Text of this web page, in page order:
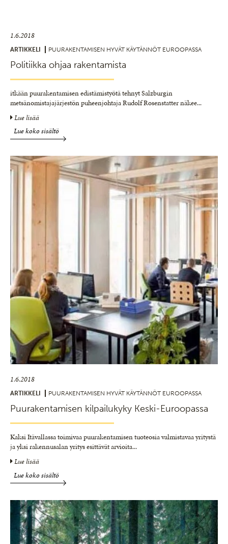
1.6.2018
ARTIKKELI PUURAKENTAMISEN HYVÄT KÄYTÄNNÖT EUROOPASSA
Politiikka ohjaa rakentamista
itkään puurakentamisen edistämistyötä tehnyt Salzburgin
metsänomistajajärjestön puheenjohtaja Rudolf Rosenstatter näkee...
Lue lisää
Lue koko sisältö
1.6.2018
ARTIKKELI PUURAKENTAMISEN HYVÄT KÄYTÄNNÖT EUROOPASSA
Puurakentamisen kilpailukyky Keski-Euroopassa
Kaksi Itävallassa toimivaa puurakentamisen tuoteosia valmistavaa yritystä
ja yksi rakennusalan yritys esittävät arvioita...
Lue lisää
Lue koko sisältö